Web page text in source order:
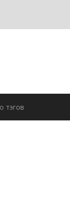
тэгов